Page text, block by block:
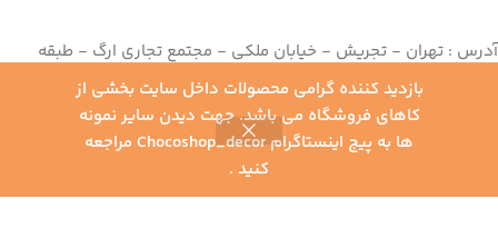
آدرس : تهران - تجریش - خیابان ملکی - مجتمع تجاری ارگ - طبقه
منفی یک - واحد 145بازدید کننده گرامی محصولات داخل سایت بخشی از
کاهای فروشگاه می باشد. جهت دیدن سایر نمونه
ها به پیج اینستاگرام Chocoshop_decor مراجعه
کنید .
0